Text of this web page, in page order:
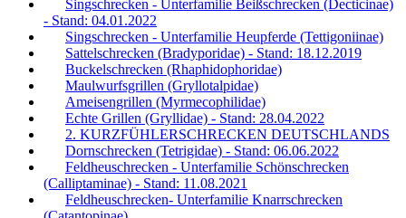
Singschrecken - Unterfamilie Beißschrecken (Decticinae)
- Stand: 04.01.2022
Singschrecken - Unterfamilie Heupferde (Tettigoniinae)
Sattelschrecken (Bradyporidae) - Stand: 18.12.2019
Buckelschrecken (Rhaphidophoridae)
Maulwurfsgrillen (Gryllotalpidae)
Ameisengrillen (Myrmecophilidae)
Echte Grillen (Gryllidae) - Stand: 28.04.2022
2. KURZFÜHLERSCHRECKEN DEUTSCHLANDS
Dornschrecken (Tetrigidae) - Stand: 06.06.2022
Feldheuschrecken - Unterfamilie Schönschrecken
(Calliptaminae) - Stand: 11.08.2021
Feldheuschrecken- Unterfamilie Knarrschrecken